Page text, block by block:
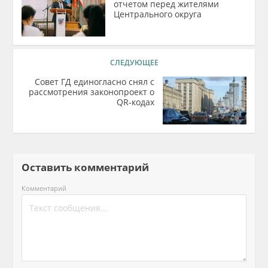
отчетом перед жителями
Центрального округа
СЛЕДУЮЩЕЕ
Совет ГД единогласно снял с
рассмотрения законопроект о
QR-кодах
Оставить комментарий
Комментарий